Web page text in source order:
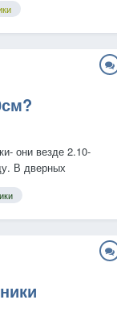
запутался)?
они везде 2.10-
В дверных